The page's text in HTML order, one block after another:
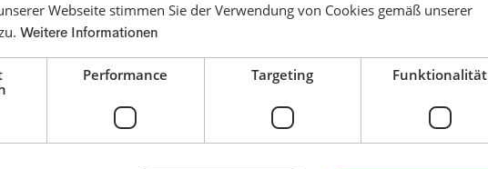
sein, so
Webseite stimmen Sie der Verwendung von Cookies gemäß unserer
Weitere Informationen
Performance Targeting Funktionalität